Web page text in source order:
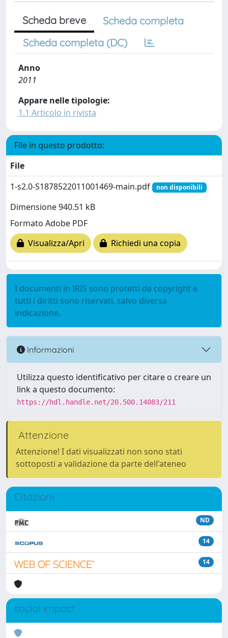
Scheda breve
Scheda completa
Scheda completa (DC)
Anno
2011
Appare nelle tipologie:
1.1 Articolo in rivista
File in questo prodotto:
File
1-s2.0-S1878522011001469-main.pdf
non disponibili
Dimensione 940.51 kB
Formato Adobe PDF
Visualizza/Apri
Richiedi una copia
I documenti in IRIS sono protetti da copyright e
tutti i diritti sono riservati, salvo diversa
indicazione.
Informazioni
Utilizza questo identificativo per citare o creare un
link a questo documento:
https://hdl.handle.net/20.500.14083/211
Attenzione
Attenzione! I dati visualizzati non sono stati
sottoposti a validazione da parte dell'ateneo
Citazioni
ND
14
14
social impact